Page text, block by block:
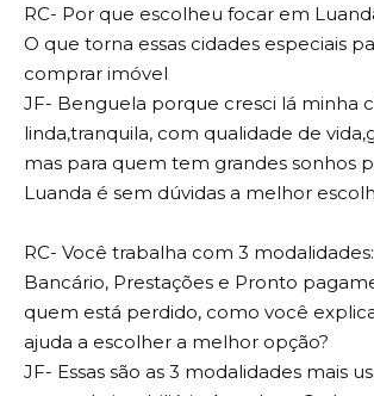
RC- Por que escolheu focar em
O que torna essas cidades especiais
comprar imóvel
JF- Benguela porque cresci lá minha
linda,tranquila, com qualidade de
mas para quem tem grandes sonhos
Luanda é sem dúvidas a melhor
RC- Você trabalha com 3
Bancário, Prestações e Pronto
quem está perdido, como você
ajuda a escolher a melhor opção?
JF- Essas são as 3 modalidades mais